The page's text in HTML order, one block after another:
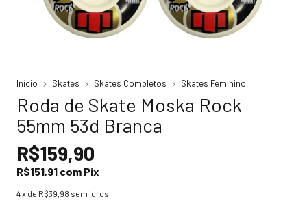
Início Skates Skates Completos Skates Feminino
Roda de Skate Moska Rock
55mm 53d Branca
R$159,90
R$151,91 com Pix
4x de R$39,98 sem juros